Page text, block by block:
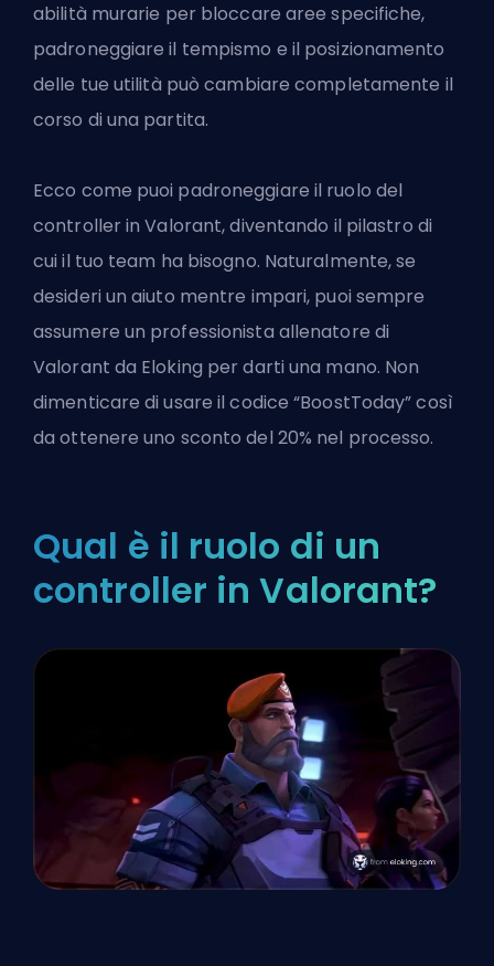
abilità murarie per bloccare aree specifiche,
padroneggiare il tempismo e il posizionamento
delle tue utilità può cambiare completamente il
corso di una partita.
Ecco come puoi padroneggiare il ruolo del
controller in Valorant, diventando il pilastro di
cui il tuo team ha bisogno. Naturalmente, se
desideri un aiuto mentre impari, puoi sempre
assumere un professionista allenatore di
Valorant da Eloking per darti una mano. Non
dimenticare di usare il codice “BoostToday” così
da ottenere uno sconto del 20% nel processo.
Qual è il ruolo di un
controller in Valorant?